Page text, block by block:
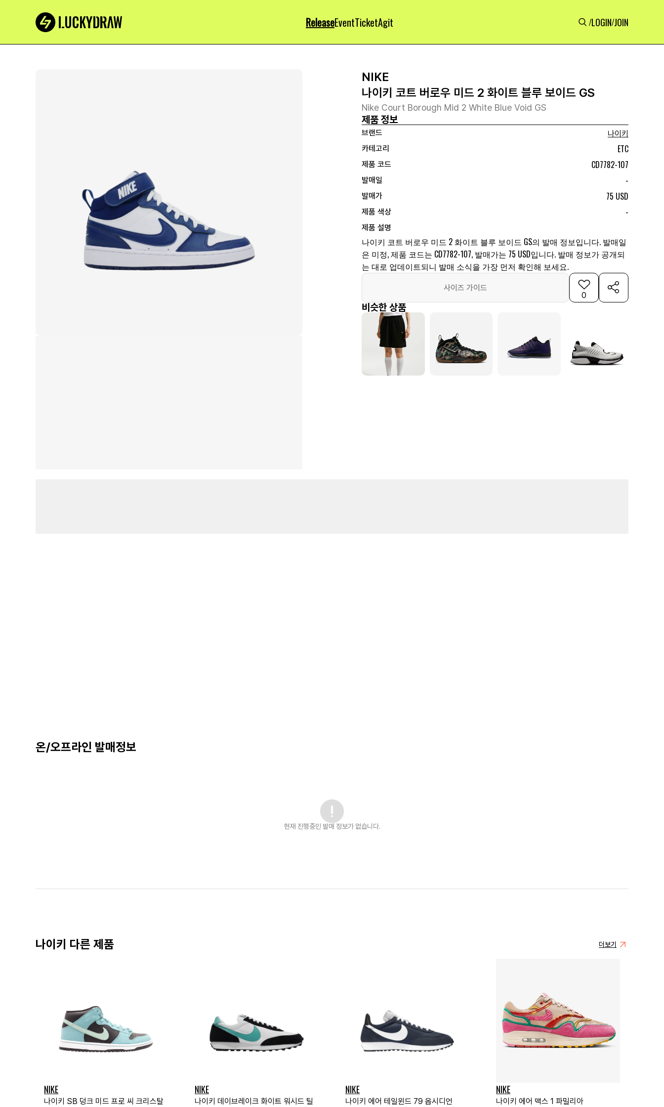
ReleaseEventTicketAgit /LOGIN/JOIN
NIKE
나이키 코트 버로우 미드 2 화이트 블루 보이드 GS
Nike Court Borough Mid 2 White Blue Void GS
제품 정보
브랜드
나이키
카테고리
ETC
제품 코드 CD7782-107
발매일 -
발매가 75 USD
제품 색상 -
제품 설명
나이키 코트 버로우 미드 2 화이트 블루 보이드 GS의 발매 정보입니다. 발매일
은 미정, 제품 코드는 CD7782-107, 발매가는 75 USD입니다. 발매 정보가 공개되
는 대로 업데이트되니 발매 소식을 가장 먼저 확인해 보세요.
사이즈 가이드
0
비슷한 상품
온/오프라인 발매정보
현재 진행중인 발매 정보가 없습니다.
나이키 다른 제품 더보기
NIKE
나이키 SB 덩크 미드 프로 씨 크리스탈
NIKE
나이키 데이브레이크 화이트 워시드 틸
NIKE
나이키 에어 테일윈드 79 옵시디언
NIKE
나이키 에어 맥스 1 파밀리아